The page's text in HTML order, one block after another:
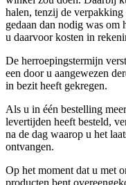
halen, tenzij de
gedaan dan nodig was om
u daarvoor kosten in
De herroepingstermijn
een door u aangewezen
in bezit heeft gekregen.
Als u in één bestelling
levertijden heeft besteld,
na de dag waarop u het
ontvangen.
Op het moment dat u met
producten bent